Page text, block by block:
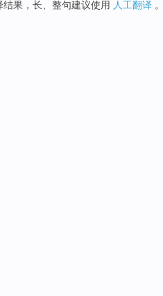
结果，长、整句建议使用 人工翻译